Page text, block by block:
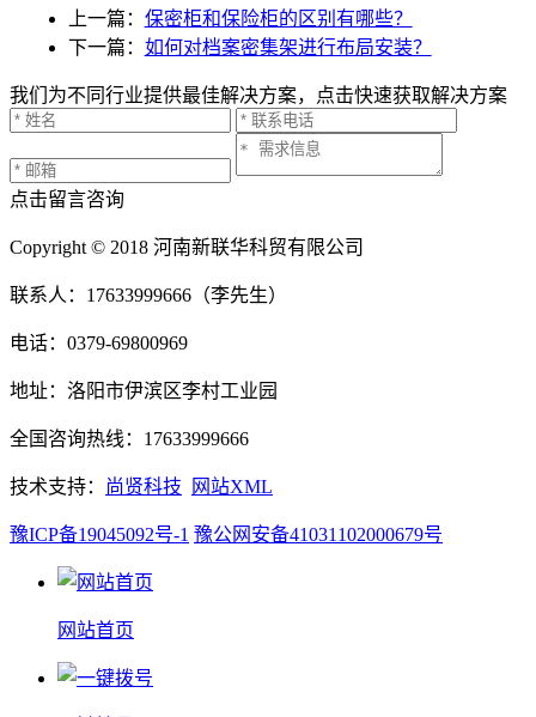
上一篇： 保密柜和保险柜的区别有哪些？
下一篇： 如何对档案密集架进行布局安装？
我们为不同行业提供最佳解决方案，点击快速获取解决方案
点击留言咨询
Copyright © 2018 河南新联华科贸有限公司
联系人：17633999666（李先生）
电话：0379-69800969
地址：洛阳市伊滨区李村工业园
全国咨询热线：17633999666
技术支持： 尚贤科技 网站XML
豫ICP备19045092号-1 豫公网安备41031102000679号
网站首页